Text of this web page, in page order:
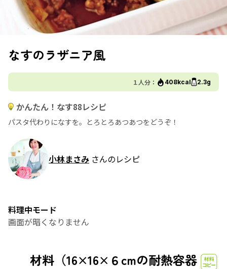
なすのラザニア風
１人分： 408kcal 2.3g
かんたん！なす88レシピ
パスタ代わりになすを。とろとろあつあつをどうぞ！
小林まさみ さんのレシピ
料理中モード
画面が暗くなりません
材料（16×16×６cmの耐熱容器